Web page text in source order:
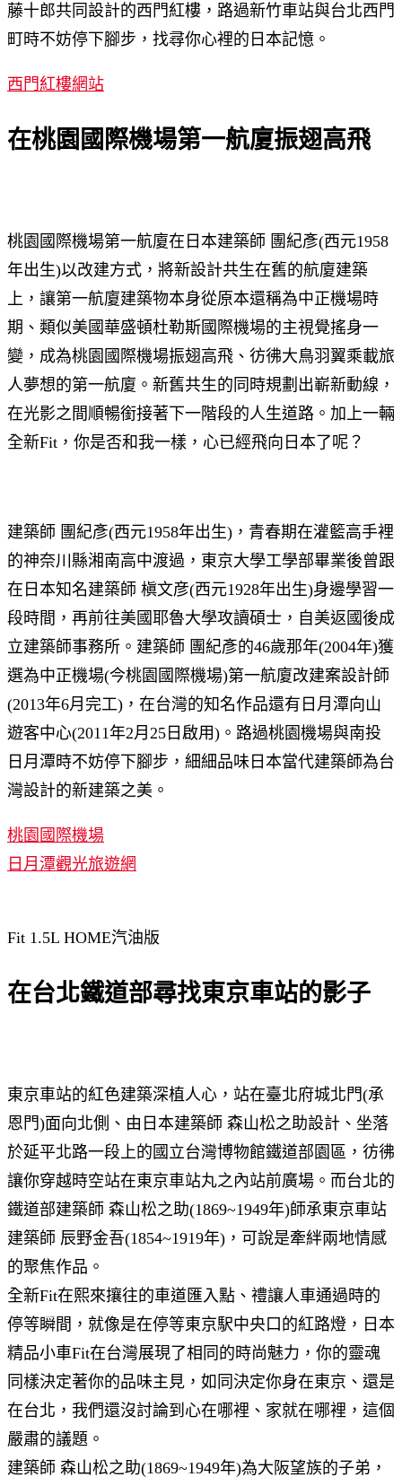
藤十郎共同設計的西門紅樓，路過新竹車站與台北西門
町時不妨停下腳步，找尋你心裡的日本記憶。
西門紅樓網站
在桃園國際機場第一航廈振翅高飛
桃園國際機場第一航廈在日本建築師 團紀彥(西元1958
年出生)以改建方式，將新設計共生在舊的航廈建築
上，讓第一航廈建築物本身從原本還稱為中正機場時
期、類似美國華盛頓杜勒斯國際機場的主視覺搖身一
變，成為桃園國際機場振翅高飛、彷彿大鳥羽翼乘載旅
人夢想的第一航廈。新舊共生的同時規劃出嶄新動線，
在光影之間順暢銜接著下一階段的人生道路。加上一輛
全新Fit，你是否和我一樣，心已經飛向日本了呢？
建築師 團紀彥(西元1958年出生)，青春期在灌籃高手裡
的神奈川縣湘南高中渡過，東京大學工學部畢業後曾跟
在日本知名建築師 槇文彦(西元1928年出生)身邊學習一
段時間，再前往美國耶魯大學攻讀碩士，自美返國後成
立建築師事務所。建築師 團紀彥的46歲那年(2004年)獲
選為中正機場(今桃園國際機場)第一航廈改建案設計師
(2013年6月完工)，在台灣的知名作品還有日月潭向山
遊客中心(2011年2月25日啟用)。路過桃園機場與南投
日月潭時不妨停下腳步，細細品味日本當代建築師為台
灣設計的新建築之美。
桃園國際機場
日月潭觀光旅遊網
Fit 1.5L HOME汽油版
在台北鐵道部尋找東京車站的影子
東京車站的紅色建築深植人心，站在臺北府城北門(承
恩門)面向北側、由日本建築師 森山松之助設計、坐落
於延平北路一段上的國立台灣博物館鐵道部園區，彷彿
讓你穿越時空站在東京車站丸之內站前廣場。而台北的
鐵道部建築師 森山松之助(1869~1949年)師承東京車站
建築師 辰野金吾(1854~1919年)，可說是牽絆兩地情感
的聚焦作品。
全新Fit在熙來攘往的車道匯入點、禮讓人車通過時的
停等瞬間，就像是在停等東京駅中央口的紅路燈，日本
精品小車Fit在台灣展現了相同的時尚魅力，你的靈魂
同樣決定著你的品味主見，如同決定你身在東京、還是
在台北，我們還沒討論到心在哪裡、家就在哪裡，這個
嚴肅的議題。
建築師 森山松之助(1869~1949年)為大阪望族的子弟，